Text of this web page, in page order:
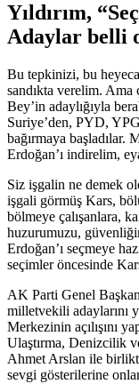
Yıldırım,
Adaylar belli
Bu tepkinizi, bu
sandıkta verelim.
Bey’in adaylığıyla
Suriye’den, PYD,
bağırmaya başladılar.
Erdoğan’ı indirelim,
Siz işgalin ne demek
işgali görmüş Kars,
bölmeye çalışanlara,
huzurumuzu,
Erdoğan’ı seçmeye
seçimler öncesinde
AK Parti Genel
milletvekili adaylarını
Merkezinin açılışını
Ulaştırma, Denizcilik
Ahmet Arslan ile
sevgi gösterilerine